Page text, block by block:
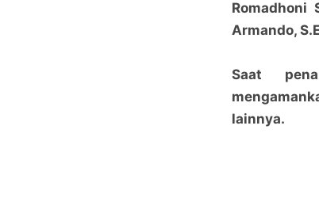
Romadhoni
Armando,
Saat
lainnya.